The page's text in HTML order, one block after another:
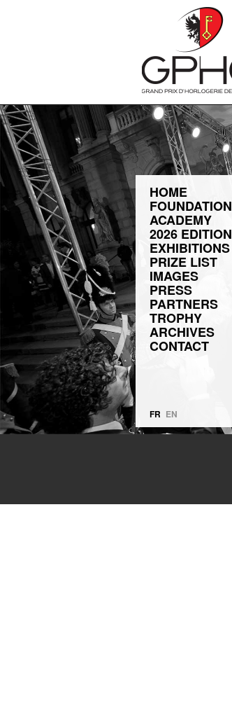
HOME
FOUNDATION
ACADEMY
2026 EDITION
EXHIBITIONS
PRIZE LIST
IMAGES
PRESS
PARTNERS
TROPHY
ARCHIVES
CONTACT
FR EN